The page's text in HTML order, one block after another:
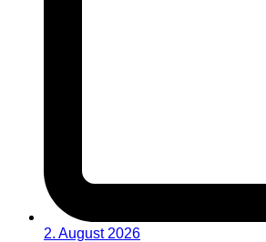
2. August 2026